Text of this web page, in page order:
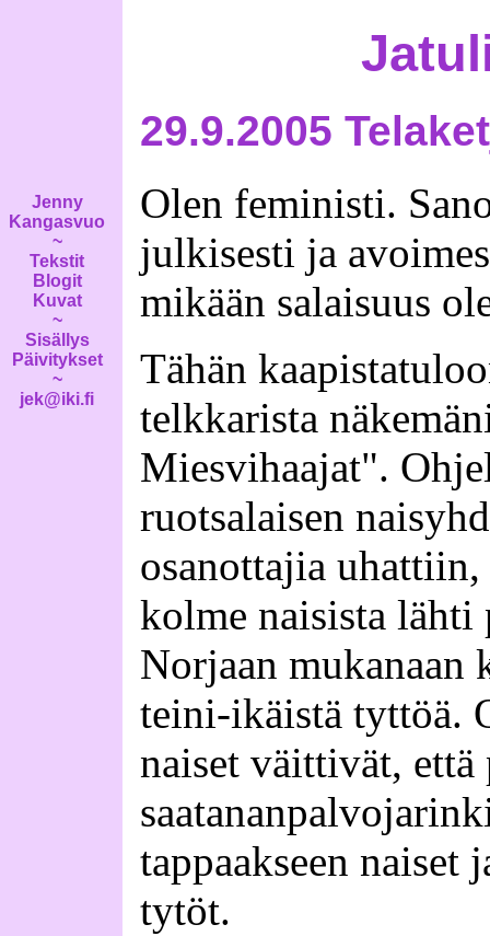
Jenny
Kangasvuo
~
Tekstit
Blogit
Kuvat
~
Sisällys
Päivitykset
~
jek@iki.fi
29.9.2005
Olen feministi.
julkisesti ja
mikään salaisuus
Tähän
telkkarista
Miesvihaajat".
ruotsalaisen
osanottajia uhattiin,
kolme naisista lähti
Norjaan mukanaan
teini-ikäistä tyttöä.
naiset väittivät,
tappaakseen naiset
tytöt.